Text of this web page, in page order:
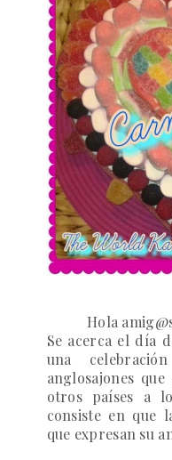
Hola
Se acerca el día
una
anglosajones
otros países a
consiste en que
que expresan su